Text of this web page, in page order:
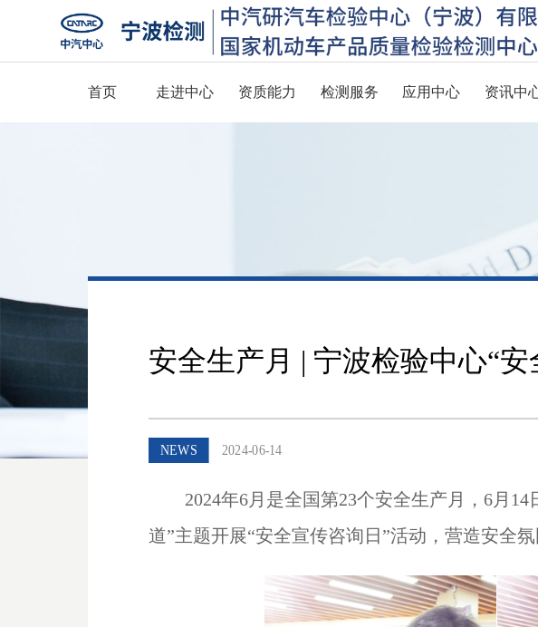
首页 走进中心 资质能力 检测服务 应用中心 资讯中
安全生产月 | 宁波检验中心“
NEWS 2024-06-14
2024年6月是全国第23个安全生产月， 6月 14
道”主题开展“安全宣传咨询日”活动，营造安全